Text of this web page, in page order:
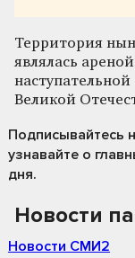
Территория
являлась
Великой
Подписывайтесь
узнавайте о
дня.
Новости
Новости СМИ2